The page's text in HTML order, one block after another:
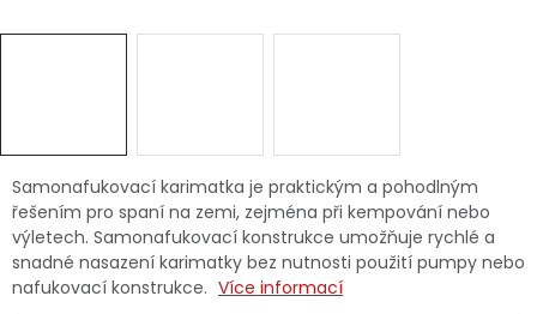
Jaký je aktuální stav mé objednávky?
Samonafukovací karimatka je praktickým a pohodlným
řešením pro spaní na zemi, zejména při kempování nebo
výletech. Samonafukovací konstrukce umožňuje rychlé a
snadné nasazení karimatky bez nutnosti použití pumpy nebo
nafukovací konstrukce. Více informací